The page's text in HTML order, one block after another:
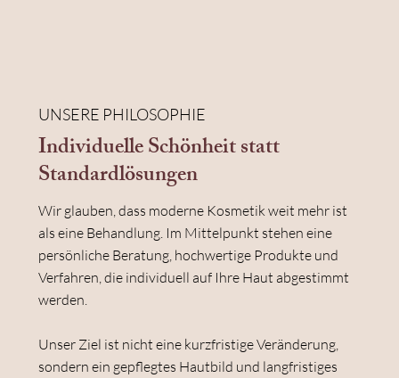
UNSERE PHILOSOPHIE
Individuelle Schönheit statt
Standardlösungen
Wir glauben, dass moderne Kosmetik weit mehr ist
als eine Behandlung. Im Mittelpunkt stehen eine
persönliche Beratung, hochwertige Produkte und
Verfahren, die individuell auf Ihre Haut abgestimmt
werden.
Unser Ziel ist nicht eine kurzfristige Veränderung,
sondern ein gepflegtes Hautbild und langfristiges